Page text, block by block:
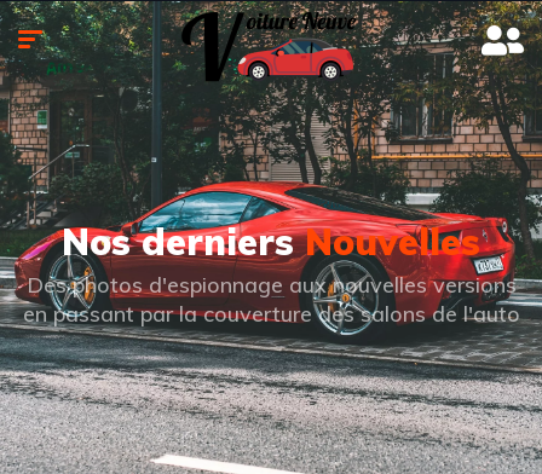
Nos derniersNouvelles
Des photos d'espionnage aux nouvelles versions
en passant par la couverture des salons de l'auto